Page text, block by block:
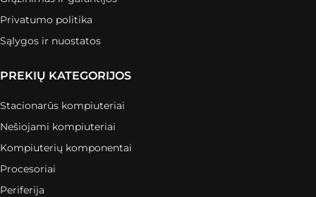
Privatumo politika
Sąlygos ir nuostatos
PREKIŲ KATEGORIJOS
Stacionarūs kompiuteriai
Nešiojami kompiuteriai
Kompiuterių komponentai
Procesoriai
Periferija